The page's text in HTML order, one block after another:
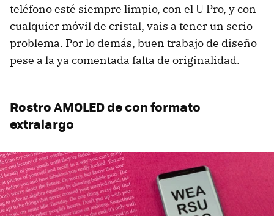
teléfono esté siempre limpio, con el U Pro, y con
cualquier móvil de cristal, vais a tener un serio
problema. Por lo demás, buen trabajo de diseño
pese a la ya comentada falta de originalidad.
Rostro AMOLED de con formato
extralargo